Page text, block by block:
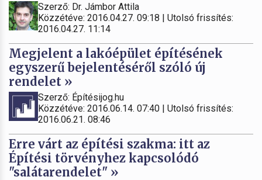
Szerző: Dr. Jámbor Attila
Közzétéve: 2016.04.27. 09:18 | Utolsó frissítés:
2016.04.27. 11:14
Megjelent a lakóépület építésének
egyszerű bejelentéséről szóló új
rendelet »
Szerző: Építésijog.hu
Közzétéve: 2016.06.14. 07:40 | Utolsó frissítés:
2016.06.21. 08:46
Erre várt az építési szakma: itt az
Építési törvényhez kapcsolódó
"salátarendelet" »